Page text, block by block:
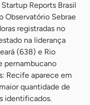
Reports Brasil
Observatório Sebrae
registradas no
na liderança
(638) e Rio
pernambucano
Recife aparece em
quantidade de
identificados.